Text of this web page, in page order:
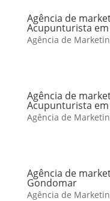
Agência de
Acupunturista em
Agência de
Agência de
Acupunturista
Agência de
Agência de
Gondomar
Agência de